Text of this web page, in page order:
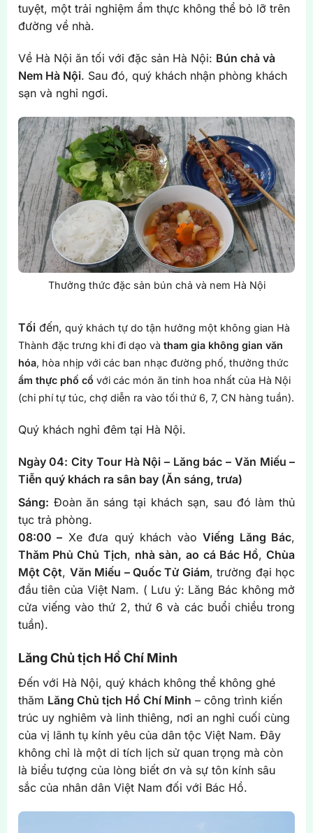
tuyệt, một trải nghiệm ẩm thực không thể bỏ lỡ trên
đường về nhà.
Về Hà Nội ăn tối với đặc sản Hà Nội: Bún chả và
Nem Hà Nội. Sau đó, quý khách nhận phòng khách
sạn và nghỉ ngơi.
Thưởng thức đặc sản bún chả và nem Hà Nội
Tốiđến, quý khách tự do tận hưởng một không gian Hà
Thành đặc trưng khi đi dạo và tham gia không gian văn
hóa, hòa nhịp với các ban nhạc đường phố, thưởng thức
ẩm thực phố cổ với các món ăn tinh hoa nhất của Hà Nội
(chi phí tự túc, chợ diễn ra vào tối thứ 6, 7, CN hàng tuần).
Quý khách nghỉ đêm tại Hà Nội.
Ngày 04: City Tour Hà Nội – Lăng bác – Văn Miếu –
Tiễn quý khách ra sân bay (Ăn sáng, trưa)
Sáng: Đoàn ăn sáng tại khách sạn, sau đó làm thủ
tục trả phòng.
08:00 – Xe đưa quý khách vàoViếng Lăng Bác,
Thăm Phủ Chủ Tịch, nhà sàn, ao cá Bác Hồ,Chùa
Một Cột, Văn Miếu – Quốc Tử Giám, trường đại học
đầu tiên của Việt Nam. ( Lưu ý: Lăng Bác không mở
cửa viếng vào thứ 2, thứ 6 và các buổi chiều trong
tuần).
Lăng Chủ tịch Hồ Chí Minh
Đến với Hà Nội, quý khách không thể không ghé
thăm Lăng Chủ tịch Hồ Chí Minh – công trình kiến
trúc uy nghiêm và linh thiêng, nơi an nghỉ cuối cùng
của vị lãnh tụ kính yêu của dân tộc Việt Nam. Đây
không chỉ là một di tích lịch sử quan trọng mà còn
là biểu tượng của lòng biết ơn và sự tôn kính sâu
sắc của nhân dân Việt Nam đối với Bác Hồ.